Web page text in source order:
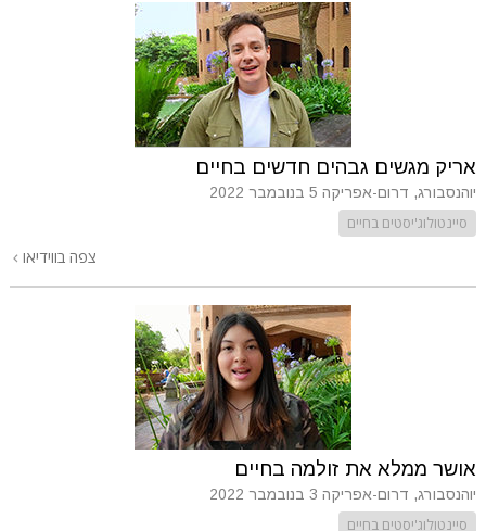
אריק מגשים גבהים חדשים בחיים
יוהנסבורג, דרום-אפריקה 5 בנובמבר 2022
סיינטולוג'יסטים בחיים
צפה בווידיאו
אושר ממלא את זולמה בחיים
יוהנסבורג, דרום-אפריקה 3 בנובמבר 2022
סיינטולוג'יסטים בחיים